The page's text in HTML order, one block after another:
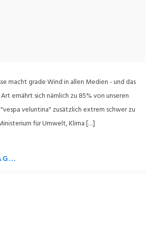
macht grade Wind in allen Medien - und das
ernährt sich nämlich zu 85% von unseren
veluntina" zusätzlich extrem schwer zu
für Umwelt, Klima […]